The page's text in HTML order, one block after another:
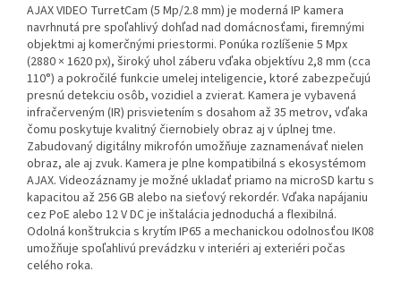
AJAX VIDEO TurretCam (5 Mp/2.8 mm) je moderná IP kamera
navrhnutá pre spoľahlivý dohľad nad domácnosťami, firemnými
objektmi aj komerčnými priestormi. Ponúka rozlíšenie 5 Mpx
(2880 × 1620 px), široký uhol záberu vďaka objektívu 2,8 mm (cca
110°) a pokročilé funkcie umelej inteligencie, ktoré zabezpečujú
presnú detekciu osôb, vozidiel a zvierat. Kamera je vybavená
infračerveným (IR) prisvietením s dosahom až 35 metrov, vďaka
čomu poskytuje kvalitný čiernobiely obraz aj v úplnej tme.
Zabudovaný digitálny mikrofón umožňuje zaznamenávať nielen
obraz, ale aj zvuk. Kamera je plne kompatibilná s ekosystémom
AJAX. Videozáznamy je možné ukladať priamo na microSD kartu s
kapacitou až 256 GB alebo na sieťový rekordér. Vďaka napájaniu
cez PoE alebo 12 V DC je inštalácia jednoduchá a flexibilná.
Odolná konštrukcia s krytím IP65 a mechanickou odolnosťou IK08
umožňuje spoľahlivú prevádzku v interiéri aj exteriéri počas
celého roka.